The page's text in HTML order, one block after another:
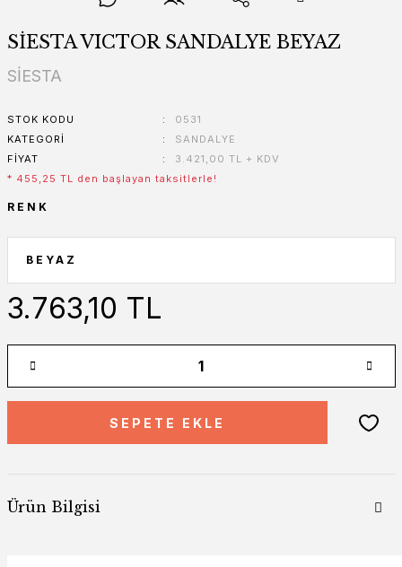
SİESTA VICTOR SANDALYE BEYAZ
SİESTA
STOK KODU
0531
KATEGORI
SANDALYE
FIYAT
3.421,00 TL + KDV
* 455,25 TL den başlayan taksitlerle!
RENK
3.763,10 TL
SEPETE EKLE
Ürün Bilgisi